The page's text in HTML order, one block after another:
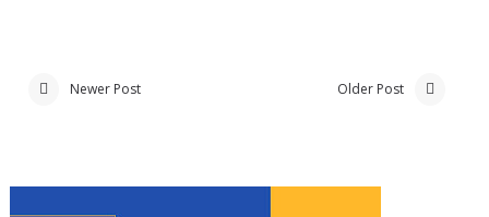
Newer Post Older Post